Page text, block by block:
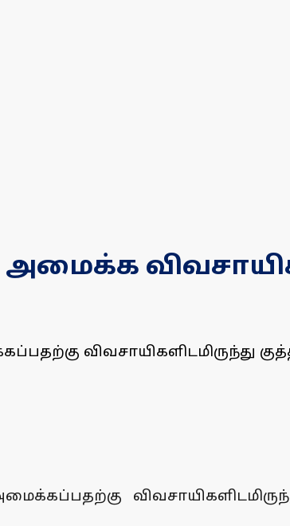
அமைக்க
விவசாயிகளிடமிருந்து